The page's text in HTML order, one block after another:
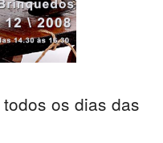
os dias das